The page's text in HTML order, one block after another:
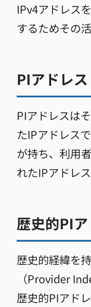
IPv4アドレス
するためその
PIアドレ
PIアドレスは
たIPアドレス
が持ち、利用
れたIPアドレス
歴史的PI
歴史的経緯を
（Provider
歴史的PIアド